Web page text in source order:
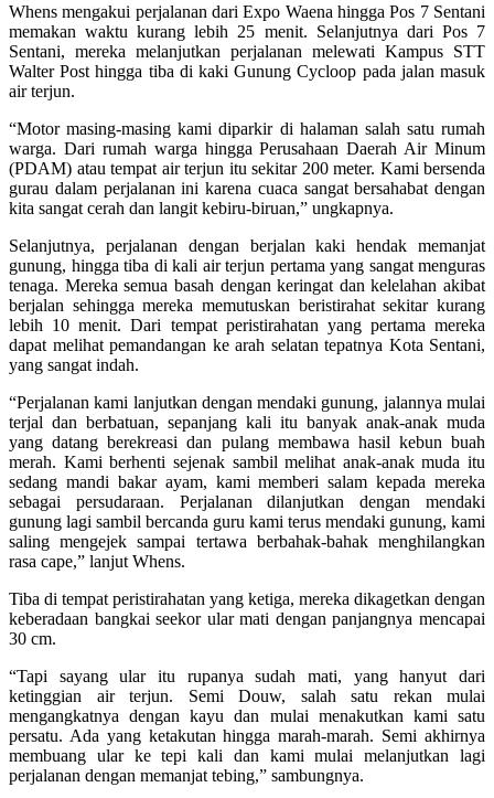
Whens mengakui perjalanan dari Expo Waena hingga Pos 7 Sentani
memakan waktu kurang lebih 25 menit. Selanjutnya dari Pos 7
Sentani, mereka melanjutkan perjalanan melewati Kampus STT
Walter Post hingga tiba di kaki Gunung Cycloop pada jalan masuk
air terjun.
“Motor masing-masing kami diparkir di halaman salah satu rumah
warga. Dari rumah warga hingga Perusahaan Daerah Air Minum
(PDAM) atau tempat air terjun itu sekitar 200 meter. Kami bersenda
gurau dalam perjalanan ini karena cuaca sangat bersahabat dengan
kita sangat cerah dan langit kebiru-biruan,” ungkapnya.
Selanjutnya, perjalanan dengan berjalan kaki hendak memanjat
gunung, hingga tiba di kali air terjun pertama yang sangat menguras
tenaga. Mereka semua basah dengan keringat dan kelelahan akibat
berjalan sehingga mereka memutuskan beristirahat sekitar kurang
lebih 10 menit. Dari tempat peristirahatan yang pertama mereka
dapat melihat pemandangan ke arah selatan tepatnya Kota Sentani,
yang sangat indah.
“Perjalanan kami lanjutkan dengan mendaki gunung, jalannya mulai
terjal dan berbatuan, sepanjang kali itu banyak anak-anak muda
yang datang berekreasi dan pulang membawa hasil kebun buah
merah. Kami berhenti sejenak sambil melihat anak-anak muda itu
sedang mandi bakar ayam, kami memberi salam kepada mereka
sebagai persudaraan. Perjalanan dilanjutkan dengan mendaki
gunung lagi sambil bercanda guru kami terus mendaki gunung, kami
saling mengejek sampai tertawa berbahak-bahak menghilangkan
rasa cape,” lanjut Whens.
Tiba di tempat peristirahatan yang ketiga, mereka dikagetkan dengan
keberadaan bangkai seekor ular mati dengan panjangnya mencapai
30 cm.
“Tapi sayang ular itu rupanya sudah mati, yang hanyut dari
ketinggian air terjun. Semi Douw, salah satu rekan mulai
mengangkatnya dengan kayu dan mulai menakutkan kami satu
persatu. Ada yang ketakutan hingga marah-marah. Semi akhirnya
membuang ular ke tepi kali dan kami mulai melanjutkan lagi
perjalanan dengan memanjat tebing,” sambungnya.